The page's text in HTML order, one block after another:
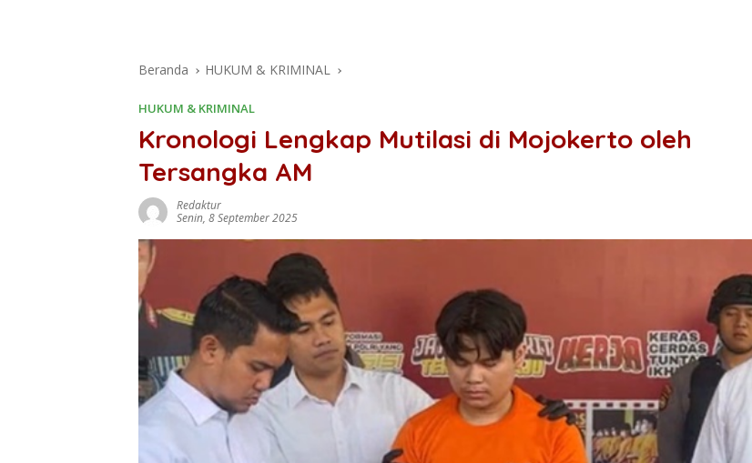
Beranda HUKUM & KRIMINAL
HUKUM & KRIMINAL
Kronologi Lengkap Mutilasi di Mojokerto oleh
Tersangka AM
Redaktur
Senin, 8 September 2025